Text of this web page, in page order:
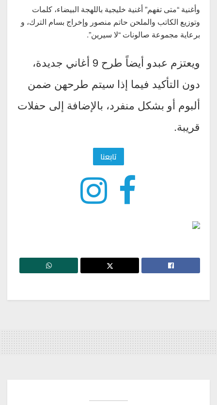
وأغنية “متى تفهم” أغنية خليجية باللهجة البيضاء، كلمات
وتوزيع الكاتب والملحن حاتم منصور وإخراج بسام الترك، و
برعاية مجموعة صالونات “لا سيرين”.
ويعتزم عبدو أيضاً طرح 9 أغاني جديدة،
دون التأكيد فيما إذا سيتم طرحهن ضمن
ألبوم أو بشكل منفرد، بالإضافة إلى حفلات
قريبة.
تابعنا